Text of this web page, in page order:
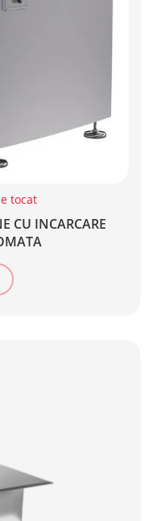
tocat
CU INCARCARE